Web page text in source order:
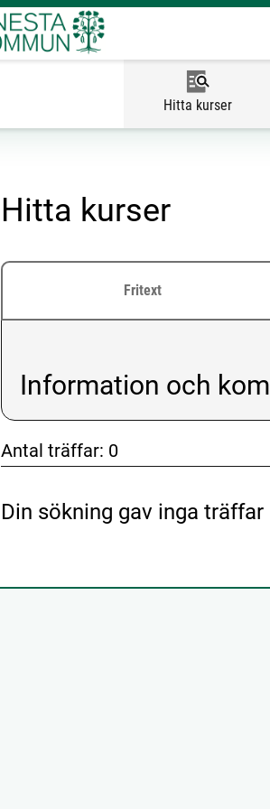
Hitta kurser
Hitta kurser
Fritext
Vald kategori:
Information och
Antal träffar: 0
don't click me don't click me
Din sökning gav inga träffar